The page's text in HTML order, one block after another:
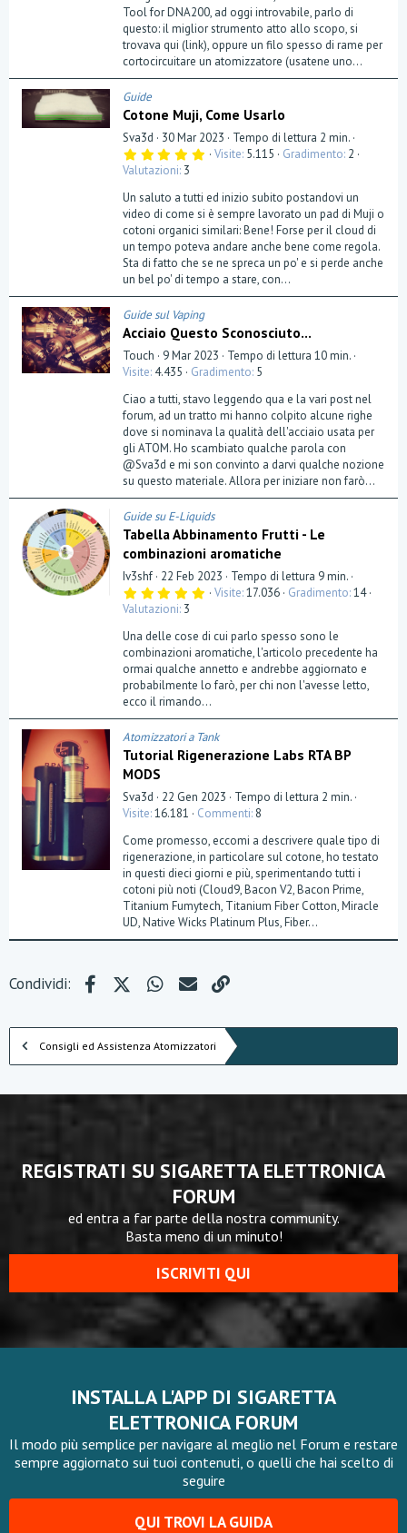
Tool for DNA200, ad oggi introvabile, parlo di
questo: il miglior strumento atto allo scopo, si
trovava qui (link), oppure un filo spesso di rame per
cortocircuitare un atomizzatore (usatene uno...
Guide
Cotone Muji, Come Usarlo
Sva3d 30 Mar 2023
Tempo di lettura 2 min.
5
s
e
l
l
a
(
e
)
Visite 5.115 Gradimento 2
Valutazioni 3
Un saluto a tutti ed inizio subito postandovi un
video di come si è sempre lavorato un pad di Muji o
cotoni organici similari: Bene! Forse per il cloud di
un tempo poteva andare anche bene come regola.
Sta di fatto che se ne spreca un po' e si perde anche
un bel po' di tempo a stare, con...
Guide sul Vaping
Acciaio Questo Sconosciuto...
Touch 9 Mar 2023
Tempo di lettura 10 min.
Visite 4.435 Gradimento 5
Ciao a tutti, stavo leggendo qua e la vari post nel
forum, ad un tratto mi hanno colpito alcune righe
dove si nominava la qualità dell'acciaio usata per
gli ATOM. Ho scambiato qualche parola con
@Sva3d e mi son convinto a darvi qualche nozione
su questo materiale. Allora per iniziare non farò...
Guide su E-Liquids
Tabella Abbinamento Frutti - Le
combinazioni aromatiche
Iv3shf 22 Feb 2023
Tempo di lettura 9 min.
5
0
s
t
e
l
l
(
e
)
Visite 17.036 Gradimento 14
Valutazioni 3
Una delle cose di cui parlo spesso sono le
combinazioni aromatiche, l'articolo precedente ha
ormai qualche annetto e andrebbe aggiornato e
probabilmente lo farò, per chi non l'avesse letto,
ecco il rimando...
Atomizzatori a Tank
Tutorial Rigenerazione Labs RTA BP
MODS
Sva3d 22 Gen 2023
Tempo di lettura 2 min.
Visite 16.181 Commenti 8
Come promesso, eccomi a descrivere quale tipo di
rigenerazione, in particolare sul cotone, ho testato
in questi dieci giorni e più, sperimentando tutti i
cotoni più noti (Cloud9, Bacon V2, Bacon Prime,
Titanium Fumytech, Titanium Fiber Cotton, Miracle
UD, Native Wicks Platinum Plus, Fiber...
Condividi: FacebookX (Twitter)WhatsApp
e-mail
Consigli ed Assistenza Atomizzatori
REGISTRATI SU SIGARETTA ELETTRONICA
FORUM
ed entra a far parte della nostra community.
Basta meno di un minuto!
ISCRIVITI QUI
INSTALLA L'APP DI SIGARETTA
ELETTRONICA FORUM
Il modo più semplice per navigare al meglio nel Forum e restare
sempre aggiornato sui tuoi contenuti, o quelli che hai scelto di
seguire
QUI TROVI LA GUIDA